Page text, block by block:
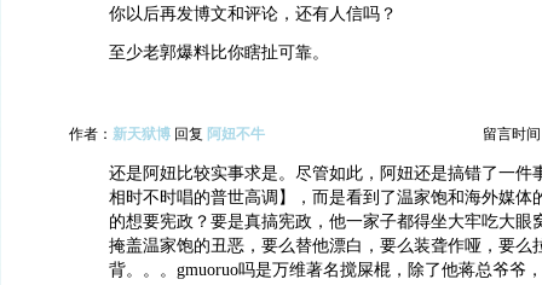
你以后再发博文和评论，还有人信吗？
至少老郭爆料比你瞎扯可靠。
作者： 新天狱博 回复 阿妞不牛 留言时间
还是阿妞比较实事求是。尽管如此，阿妞还是搞错了一件
相时不时唱的普世高调】，而是看到了温家饱和海外媒体
的想要宪政？要是真搞宪政，他一家子都得坐大牢吃大眼
掩盖温家饱的丑恶，要么替他漂白，要么装聋作哑，要么
背。。。gmuoruo吗是万维著名搅屎棍，除了他蒋总爷爷